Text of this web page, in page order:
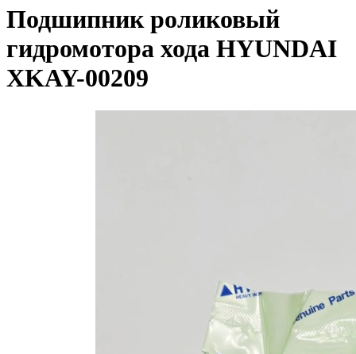
Подшипник роликовый
гидромотора хода HYUNDAI
XKAY-00209